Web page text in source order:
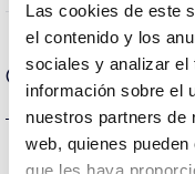
Las cookies de este
el contenido y los
sociales y analizar el
información sobre el
nuestros partners de
web, quienes
Optical data
Colour